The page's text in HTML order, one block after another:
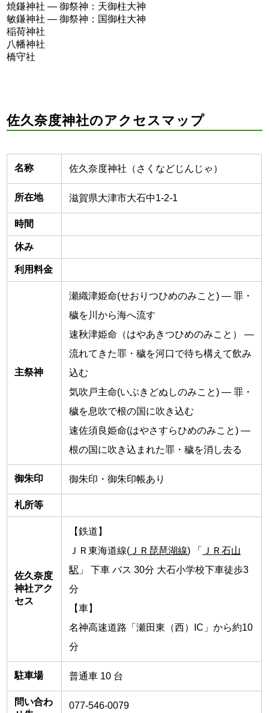
焼鎌神社 ― 御祭神：天御柱大神
敏鎌神社 ― 御祭神：国御柱大神
稲荷神社
八幡神社
橋守社
佐久奈度神社のアクセスマップ
名称 佐久奈度神社（さくなどじんじゃ）
所在地 滋賀県大津市大石中1-2-1
時間
休み
利用料金
主祭神
瀬織津姫命(せおりつひめのみこと) ― 罪・
穢を川から海へ流す
速秋津姫命（はやあきつひめのみこと） ―
流れてきた罪・穢を河口で待ち構えて飲み
込む
気吹戸主命(いぶきどぬしのみこと) ― 罪・
穢を息吹で根の国に吹き込む
速佐須良姫命(はやさすらひめのみこと) ―
根の国に吹き込まれた罪・穢を消し去る
御朱印 御朱印・御朱印帳あり
札所等
佐久奈度
神社アク
セス
【鉄道】
ＪＲ東海道線( ＪＲ琵琶湖線) 「
ＪＲ石山
駅 」 下車 バス 30分 大石小学校下車徒歩3
分
【車】
名神高速道路「瀬田東（西）IC」から約10
分
駐車場 普通車 10 台
問い合わ
077-546-0079